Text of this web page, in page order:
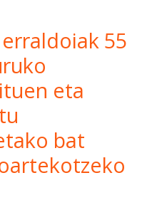
55
eta
bat